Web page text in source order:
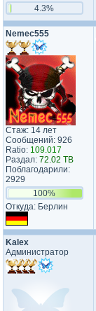
4.3%
Nemec555
Стаж: 14 лет
Сообщений: 926
Ratio: 109.017
Раздал: 72.02 TB
Поблагодарили:
2929
100%
Откуда: Берлин
Kalex
Администратор